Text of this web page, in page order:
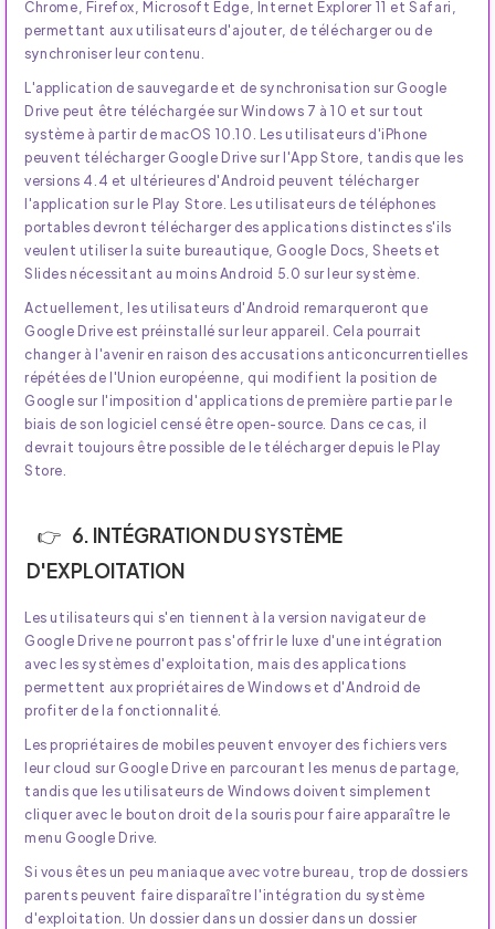
Chrome, Firefox, Microsoft Edge, Internet Explorer 11 et Safari,
permettant aux utilisateurs d'ajouter, de télécharger ou de
synchroniser leur contenu.
L'application de sauvegarde et de synchronisation sur Google
Drive peut être téléchargée sur Windows 7 à 10 et sur tout
système à partir de macOS 10.10. Les utilisateurs d'iPhone
peuvent télécharger Google Drive sur l'App Store, tandis que les
versions 4.4 et ultérieures d'Android peuvent télécharger
l'application sur le Play Store. Les utilisateurs de téléphones
portables devront télécharger des applications distinctes s'ils
veulent utiliser la suite bureautique, Google Docs, Sheets et
Slides nécessitant au moins Android 5.0 sur leur système.
Actuellement, les utilisateurs d'Android remarqueront que
Google Drive est préinstallé sur leur appareil. Cela pourrait
changer à l'avenir en raison des accusations anticoncurrentielles
répétées de l'Union européenne, qui modifient la position de
Google sur l'imposition d'applications de première partie par le
biais de son logiciel censé être open-source. Dans ce cas, il
devrait toujours être possible de le télécharger depuis le Play
Store.
6. INTÉGRATION DU SYSTÈME
D'EXPLOITATION
Les utilisateurs qui s'en tiennent à la version navigateur de
Google Drive ne pourront pas s'offrir le luxe d'une intégration
avec les systèmes d'exploitation, mais des applications
permettent aux propriétaires de Windows et d'Android de
profiter de la fonctionnalité.
Les propriétaires de mobiles peuvent envoyer des fichiers vers
leur cloud sur Google Drive en parcourant les menus de partage,
tandis que les utilisateurs de Windows doivent simplement
cliquer avec le bouton droit de la souris pour faire apparaître le
menu Google Drive.
Si vous êtes un peu maniaque avec votre bureau, trop de dossiers
parents peuvent faire disparaître l'intégration du système
d'exploitation. Un dossier dans un dossier dans un dossier